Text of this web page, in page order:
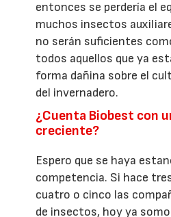
entonces se perdería el
muchos insectos
no serán suficientes
todos aquellos que ya
forma dañina sobre el
del invernadero.
¿Cuenta Biobest con
creciente?
Espero que se haya
competencia. Si hace
cuatro o cinco las
de insectos, hoy ya